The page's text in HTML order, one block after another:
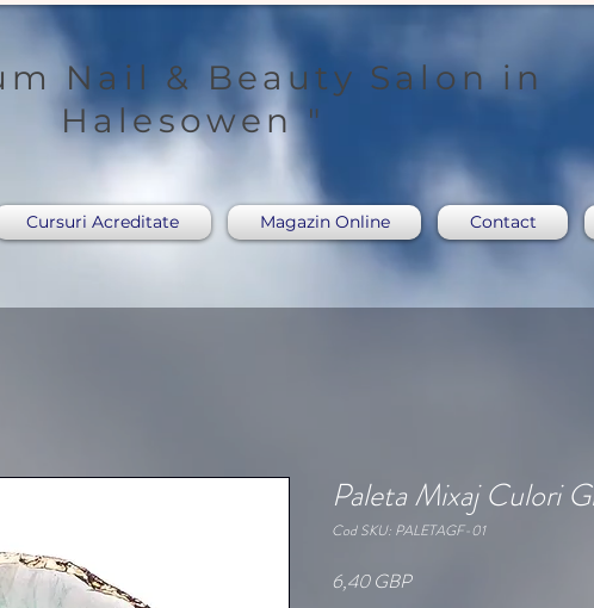
Nail & Beauty Salon in
Halesowen "
Cursuri Acreditate Magazin Online Contact
Paleta Mixaj Culori
Cod SKU: PALETAGF-01
6,40 GBPPreț